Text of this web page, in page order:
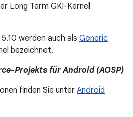
Long Term GKI-Kernel
werden auch als Generic
bezeichnet.
Projekts für Android (AOSP)
finden Sie unter Android